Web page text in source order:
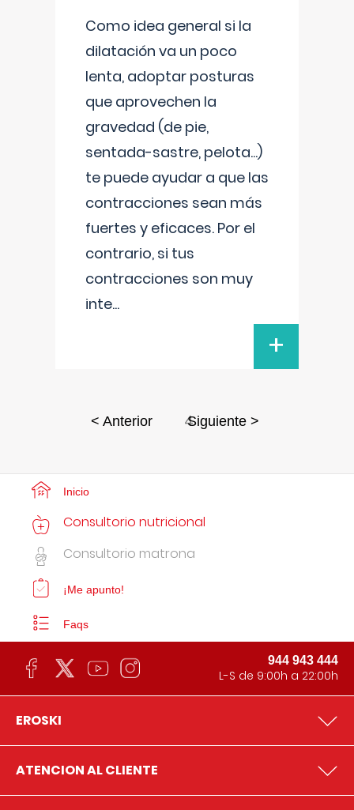
Como idea general si la
dilatación va un poco
lenta, adoptar posturas
que aprovechen la
gravedad (de pie,
sentada-sastre, pelota...)
te puede ayudar a que las
contracciones sean más
fuertes y eficaces. Por el
contrario, si tus
contracciones son muy
inte...
+
< Anterior 4
Siguiente >
Inicio
Consultorio nutricional
Consultorio matrona
¡Me apunto!
Faqs
944 943 444
L-S de 9:00h a 22:00h
EROSKI
ATENCION AL CLIENTE